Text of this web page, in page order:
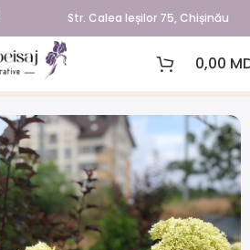
Str. Calea Ieșilor 75, Chișinău
0,00
arbuști